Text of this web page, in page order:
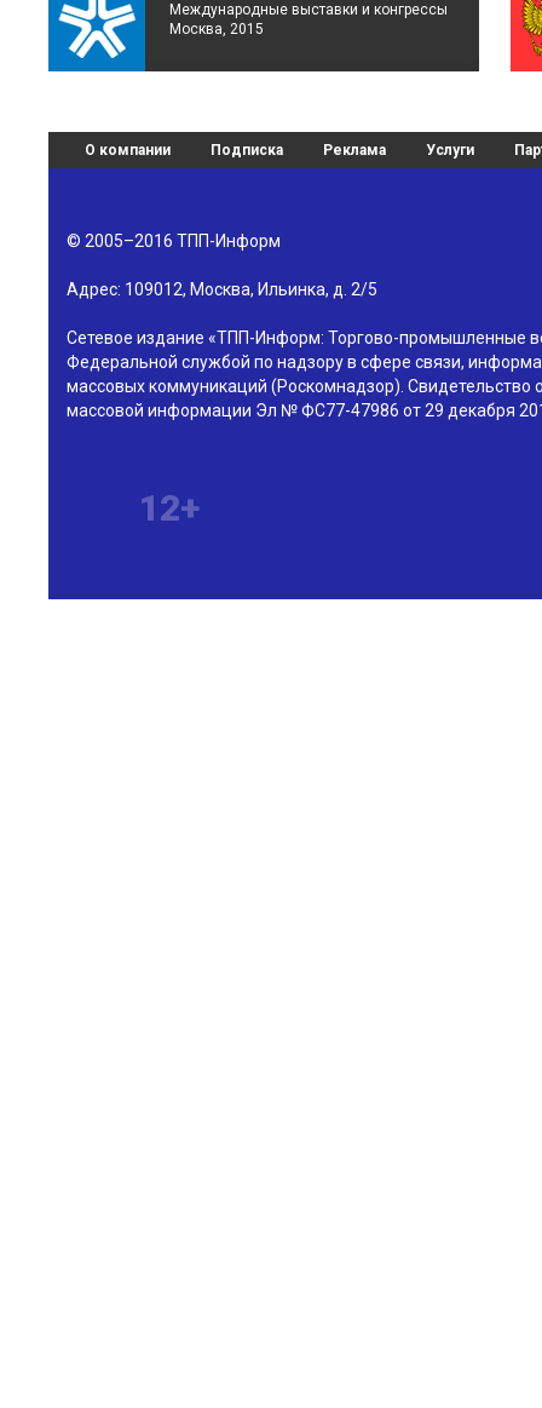
Международные выставки и конгрессы
Москва, 2015
О компании Подписка Реклама Услуги
© 2005–2016 ТПП-Информ
Адрес: 109012, Москва, Ильинка, д. 2/5
Сетевое издание «ТПП-Информ: Торгово-промышленные
Федеральной службой по надзору в сфере связи,
массовых коммуникаций (Роскомнадзор). Свидетельство
массовой информации Эл № ФС77-47986 от 29 декабря
12+